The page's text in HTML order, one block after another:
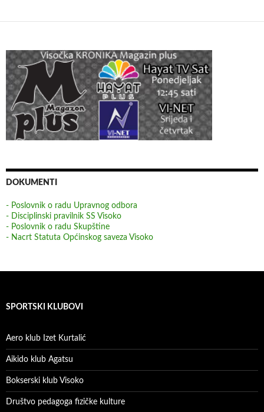
DOKUMENTI
- Poslovnik o radu Upravnog odbora
- Disciplinski pravilnik SS Visoko
- Poslovnik o radu Skupštine
- Nacrt Statuta Općinskog saveza Visoko
SPORTSKI KLUBOVI
Aero klub Izet Kurtalić
Aikido klub Agatsu
Bokserski klub Visoko
Društvo pedagoga fizičke kulture